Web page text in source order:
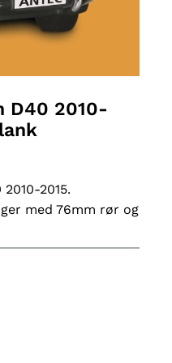
D40 2010-
2015.
med 76mm rør og